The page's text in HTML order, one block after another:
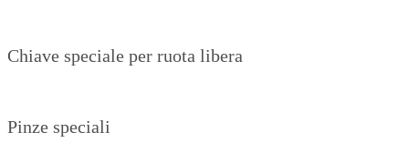
Chiave speciale per ruota libera
Pinze speciali